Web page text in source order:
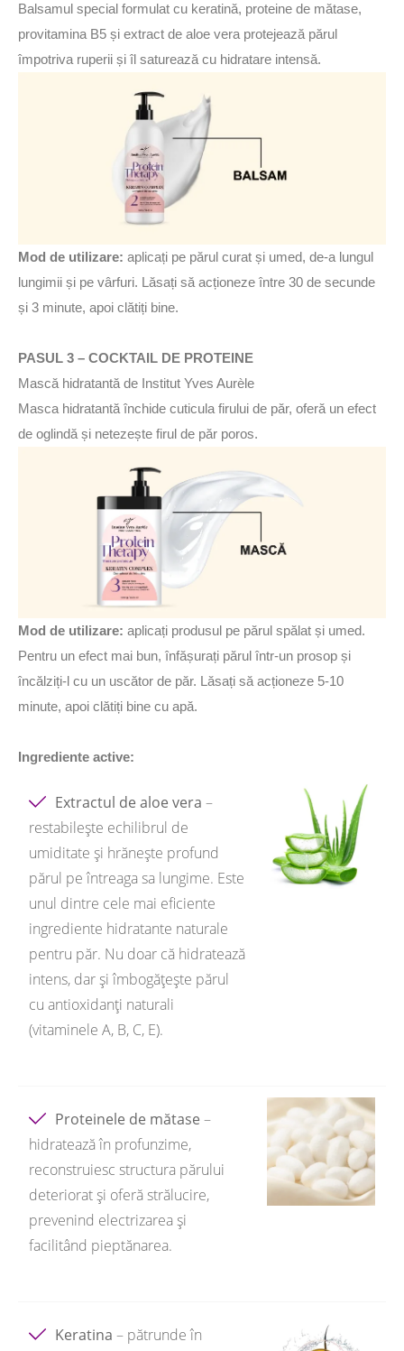
Balsamul special formulat cu keratină, proteine de mătase,
provitamina B5 și extract de aloe vera protejează părul
împotriva ruperii și îl saturează cu hidratare intensă.
Mod de utilizare: aplicați pe părul curat și umed, de-a lungul
lungimii și pe vârfuri. Lăsați să acționeze între 30 de secunde
și 3 minute, apoi clătiți bine.
PASUL 3 – COCKTAIL DE PROTEINE
Mască hidratantă de Institut Yves Aurèle
Masca hidratantă închide cuticula firului de păr, oferă un efect
de oglindă și netezește firul de păr poros.
Mod de utilizare: aplicați produsul pe părul spălat și umed.
Pentru un efect mai bun, înfășurați părul într-un prosop și
încălziți-l cu un uscător de păr. Lăsați să acționeze 5-10
minute, apoi clătiți bine cu apă.
Ingrediente active:
Extractul de aloe vera –
restabilește echilibrul de
umiditate și hrănește profund
părul pe întreaga sa lungime. Este
unul dintre cele mai eficiente
ingrediente hidratante naturale
pentru păr. Nu doar că hidratează
intens, dar și îmbogățește părul
cu antioxidanți naturali
(vitaminele A, B, C, E).
Proteinele de mătase –
hidratează în profunzime,
reconstruiesc structura părului
deteriorat și oferă strălucire,
prevenind electrizarea și
facilitând pieptănarea.
Keratina – pătrunde în